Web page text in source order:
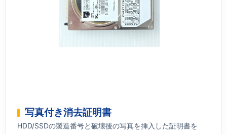
写真付き消去証明書
HDD/SSDの製造番号と破壊後の写真を挿入した証明書を